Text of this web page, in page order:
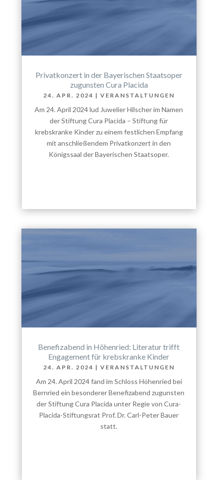
Privatkonzert in der Bayerischen Staatsoper
zugunsten Cura Placida
24. APR. 2024 | VERANSTALTUNGEN
Am 24. April 2024 lud Juwelier Hilscher im Namen
der Stiftung Cura Placida – Stiftung für
krebskranke Kinder zu einem festlichen Empfang
mit anschließendem Privatkonzert in den
Königssaal der Bayerischen Staatsoper.
Benefizabend in Höhenried: Literatur trifft
Engagement für krebskranke Kinder
24. APR. 2024 | VERANSTALTUNGEN
Am 24. April 2024 fand im Schloss Höhenried bei
Bernried ein besonderer Benefizabend zugunsten
der Stiftung Cura Placida unter Regie von Cura-
Placida-Stiftungsrat Prof. Dr. Carl-Peter Bauer
statt.